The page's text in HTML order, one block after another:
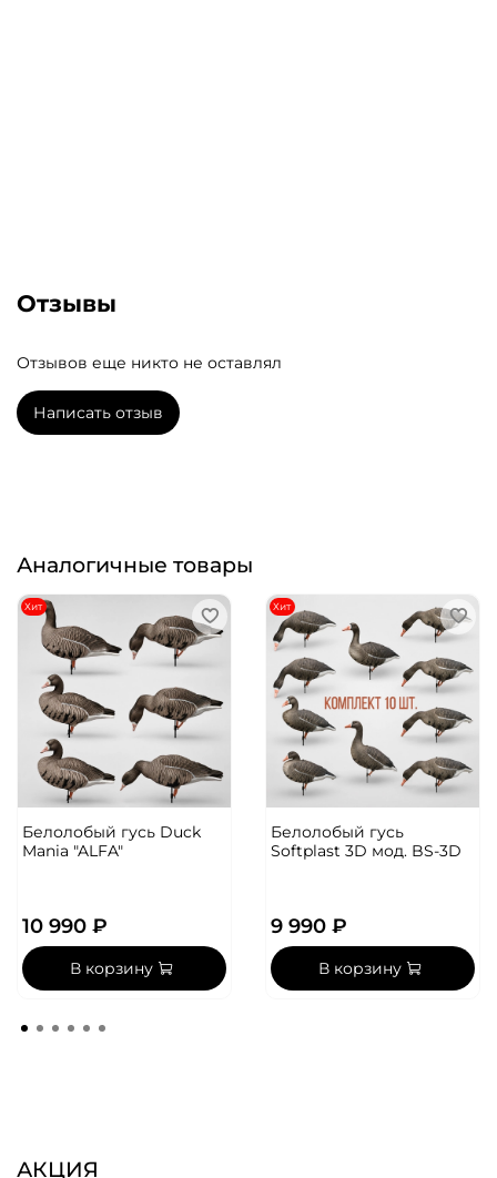
Отзывы
Отзывов еще никто не оставлял
Написать отзыв
Аналогичные товары
Хит
Белолобый гусь Duck
Mania "ALFA"
10 990 ₽
В корзину
Хит
Белолобый гусь
Softplast 3D мод. BS-3D
9 990 ₽
В корзину
АКЦИЯ